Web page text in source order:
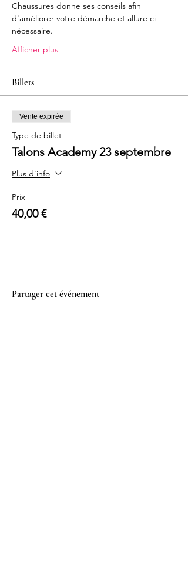
Chaussures donne ses conseils afin
d'améliorer votre démarche et allure ci-
nécessaire.
Afficher plus
Billets
Vente expirée
Type de billet
Talons Academy 23 septembre
Plus d'info
Prix
40,00 €
Partager cet événement